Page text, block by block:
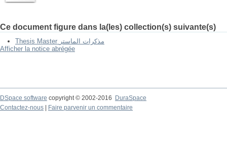
Ce document figure dans la(les) collection(s) suivante(s)
Thesis Master مذكرات الماستر
Afficher la notice abrégée
DSpace software copyright © 2002-2016
DuraSpace
Contactez-nous
Faire parvenir un commentaire